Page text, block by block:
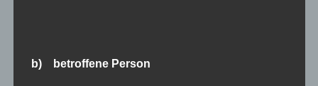
Dezember 2022(7)
b) betroffene Person